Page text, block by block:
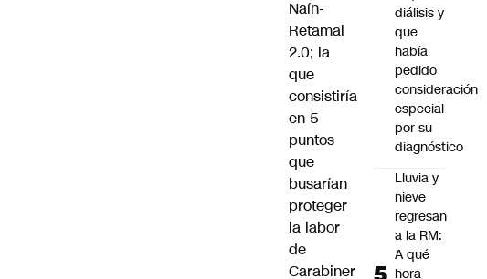
Naín-
Retamal
2.0; la
que
consistiría
en 5
puntos
que
busarían
proteger
la labor
de
Carabiner
diálisis y
que
había
pedido
consideración
especial
por su
diagnóstico
Lluvia y
nieve
regresan
a la RM:
A qué
hora